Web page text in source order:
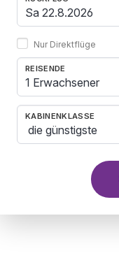
Nur Direktflüge
REISENDE
1 Erwachsener
KABINENKLASSE